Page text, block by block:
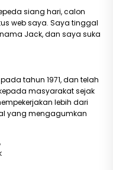
siang hari, calon
web saya. Saya tinggal
Jack, dan saya suka
tahun 1971, dan telah
masyarakat sejak
lebih dari
yang mengagumkan